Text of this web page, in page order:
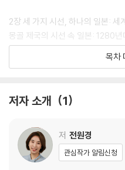
2장 세 가지 시선, 하나의 일본: 세
몽골 제국의 시선 속 일본: 1280
일본 속 작은 네덜란드, 데지마의
파리, 일본을 발견하다: 1870년대
근대 회화의 출발점, 사실주의와
화가의 시선에 비친 파리의 부르
햇빛과 물결에 대한 탐구가 시작되
파리지엔이 발견한 일상의 아름
목차
저자 소개 1
저 전원경
관심작가 알림신청